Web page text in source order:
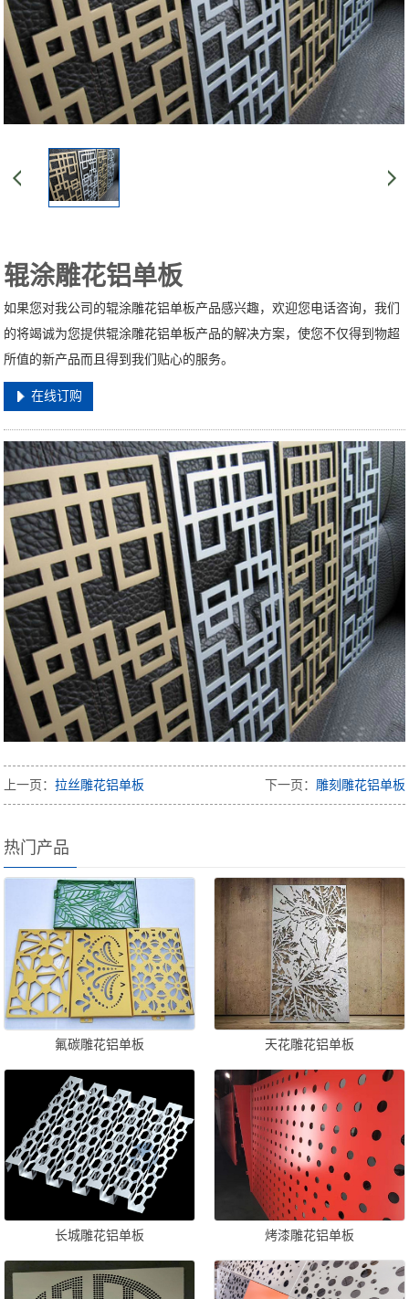
辊涂雕花铝单板
如果您对我公司的辊涂雕花铝单板产品感兴趣，欢迎您电话咨询，我们
的将竭诚为您提供辊涂雕花铝单板产品的解决方案，使您不仅得到物超
所值的新产品而且得到我们贴心的服务。
在线订购
上一页：拉丝雕花铝单板 下一页： 雕刻雕花铝单板
热门产品
氟碳雕花铝单板 天花雕花铝单板
长城雕花铝单板 烤漆雕花铝单板